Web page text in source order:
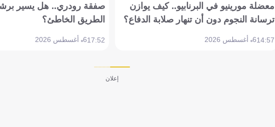
معضلة مورينيو في البرنابيو.. كيف يوازن
ترسانة النجوم دون أن تنهار صلابة الدفاع؟
14:576 أغسطس 2026
صفقة رودري.. هل يسير
الطريق الخاطئ؟
17:526 أغسطس 2026
إعلان